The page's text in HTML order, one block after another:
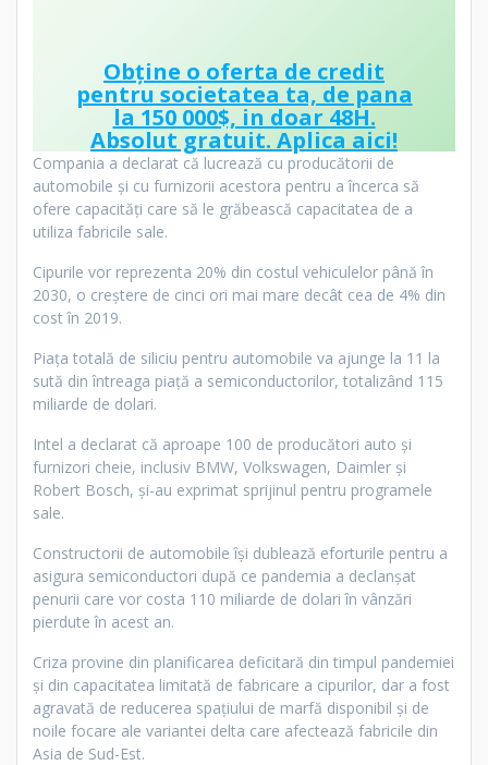
Obține o oferta de credit
pentru societatea ta, de pana
la 150 000$, in doar 48H.
Absolut gratuit. Aplica aici!
Compania a declarat că lucrează cu producătorii de
automobile și cu furnizorii acestora pentru a încerca să
ofere capacități care să le grăbească capacitatea de a
utiliza fabricile sale.
Cipurile vor reprezenta 20% din costul vehiculelor până în
2030, o creștere de cinci ori mai mare decât cea de 4% din
cost în 2019.
Piața totală de siliciu pentru automobile va ajunge la 11 la
sută din întreaga piață a semiconductorilor, totalizând 115
miliarde de dolari.
Intel a declarat că aproape 100 de producători auto și
furnizori cheie, inclusiv BMW, Volkswagen, Daimler și
Robert Bosch, și-au exprimat sprijinul pentru programele
sale.
Constructorii de automobile își dublează eforturile pentru a
asigura semiconductori după ce pandemia a declanșat
penurii care vor costa 110 miliarde de dolari în vânzări
pierdute în acest an.
Criza provine din planificarea deficitară din timpul pandemiei
și din capacitatea limitată de fabricare a cipurilor, dar a fost
agravată de reducerea spațiului de marfă disponibil și de
noile focare ale variantei delta care afectează fabricile din
Asia de Sud-Est.